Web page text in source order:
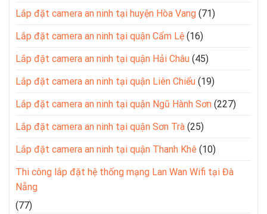
Lắp đặt camera an ninh tại huyện Hòa Vang (71)
Lắp đặt camera an ninh tại quận Cẩm Lệ (16)
Lắp đặt camera an ninh tại quận Hải Châu (45)
Lắp đặt camera an ninh tại quận Liên Chiểu (19)
Lắp đặt camera an ninh tại quận Ngũ Hành Sơn (227)
Lắp đặt camera an ninh tại quận Sơn Trà (25)
Lắp đặt camera an ninh tại quận Thanh Khê (10)
Thi công lắp đặt hệ thống mạng Lan Wan Wifi tại Đà
Nẵng
(77)